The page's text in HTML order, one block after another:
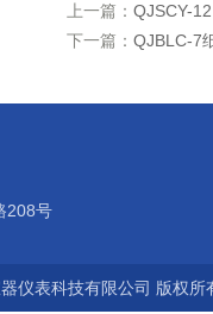
上一篇： QJSCY-
下一篇： QJBLC-7
208号
器仪表科技有限公司 版权